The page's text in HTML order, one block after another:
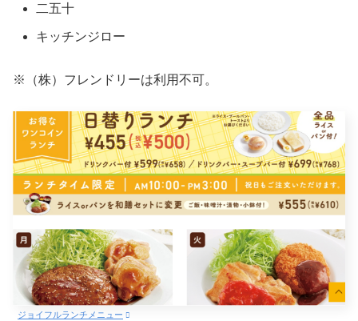
二五十
キッチンジロー
※（株）フレンドリーは利用不可。
ジョイフルランチメニュー